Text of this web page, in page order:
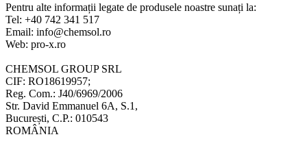
Pentru alte informații legate de produsele noastre sunați la:
Tel: +40 742 341 517
Email: info@chemsol.ro
Web: pro-x.ro
CHEMSOL GROUP SRL
CIF: RO18619957;
Reg. Com.: J40/6969/2006
Str. David Emmanuel 6A, S.1,
București, C.P.: 010543
ROMÂNIA